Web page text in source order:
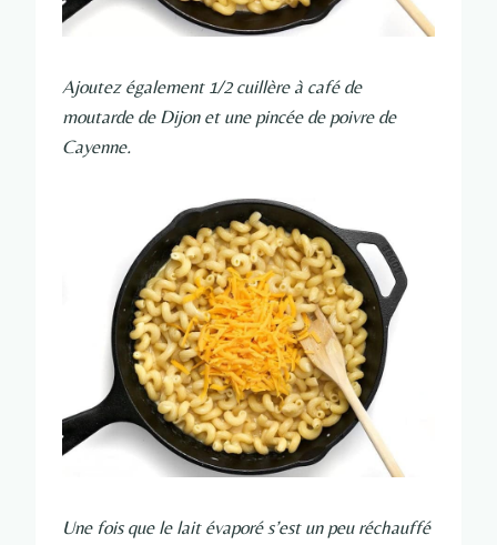
Ajoutez également 1/2 cuillère à café de
moutarde de Dijon et une pincée de poivre de
Cayenne.
Une fois que le lait évaporé s’est un peu réchauffé